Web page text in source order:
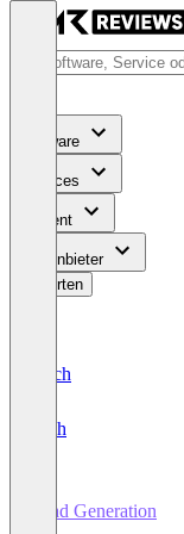
Software
Services
Content
Für Anbieter
Bewerten
Deutsch
English
Lead Generation